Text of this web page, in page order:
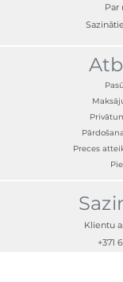
Par
Preces
Klientu
+371